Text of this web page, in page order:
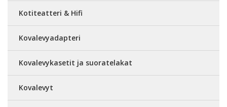
Kotiteatteri & Hifi
Kovalevyadapteri
Kovalevykasetit ja suoratelakat
Kovalevyt